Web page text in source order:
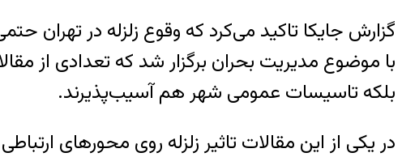
گزارش جایکا تاکید می‌کرد که وقوع زلزله در تهران
با موضوع مدیریت بحران برگزار شد که تعدادی از
بلکه تاسیسات عمومی شهر هم آسیب‌پذیرند.